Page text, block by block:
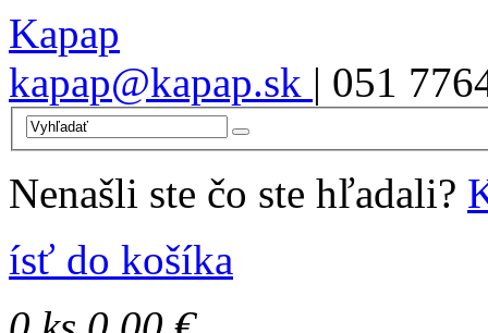
Kapap
kapap@kapap.sk | 051
Nenašli ste čo ste hľadali?
ísť do košíka